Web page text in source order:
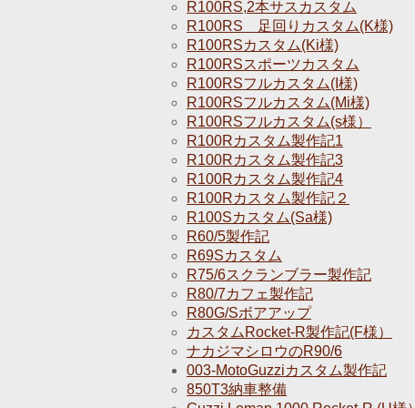
R100RS,2本サスカスタム
R100RS 足回りカスタム(K様)
R100RSカスタム(Ki様)
R100RSスポーツカスタム
R100RSフルカスタム(I様)
R100RSフルカスタム(Mi様)
R100RSフルカスタム(s様）
R100Rカスタム製作記1
R100Rカスタム製作記3
R100Rカスタム製作記4
R100Rカスタム製作記２
R100Sカスタム(Sa様)
R60/5製作記
R69Sカスタム
R75/6スクランブラー製作記
R80/7カフェ製作記
R80G/Sボアアップ
カスタムRocket-R製作記(F様）
ナカジマシロウのR90/6
003-MotoGuzziカスタム製作記
850T3納車整備